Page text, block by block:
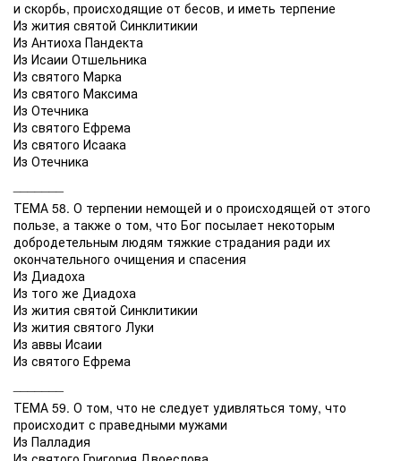
и скорбь, происходящие от бесов, и иметь терпение
Из жития святой Синклитикии
Из Антиоха Пандекта
Из Исаии Отшельника
Из святого Марка
Из святого Максима
Из Отечника
Из святого Ефрема
Из святого Исаака
Из Отечника
ТЕМА 58. О терпении немощей и о происходящей от этого
пользе, а также о том, что Бог посылает некоторым
добродетельным людям тяжкие страдания ради их
окончательного очищения и спасения
Из Диадоха
Из того же Диадоха
Из жития святой Синклитикии
Из жития святого Луки
Из аввы Исаии
Из святого Ефрема
ТЕМА 59. О том, что не следует удивляться тому, что
происходит с праведными мужами
Из Палладия